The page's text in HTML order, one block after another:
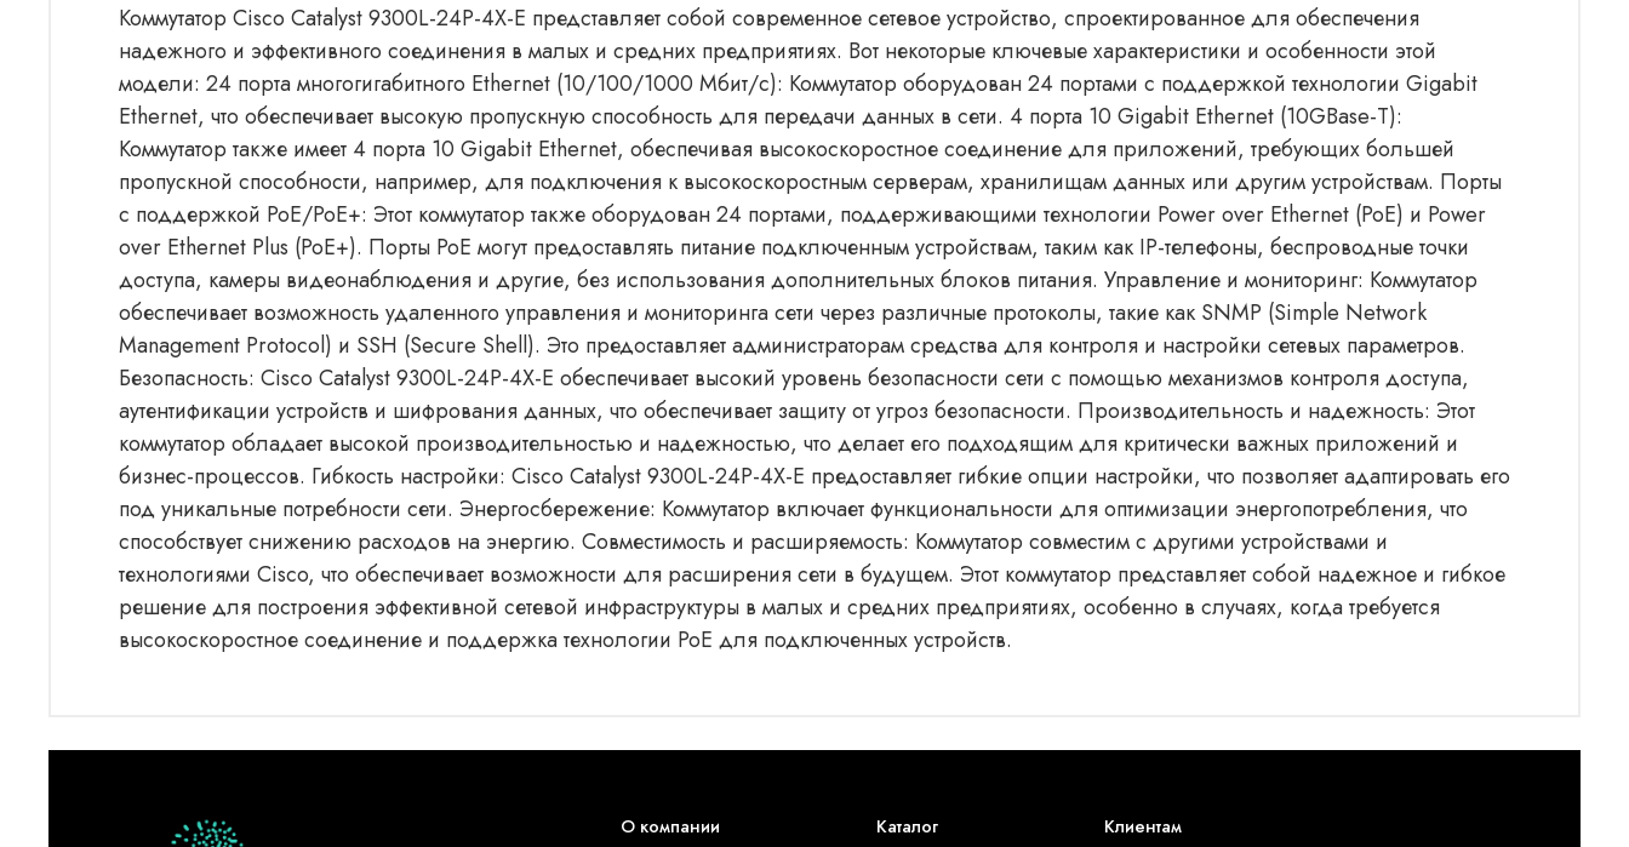
Коммутатор Cisco Catalyst 9300L-24P-4X-E представляет собой современное сетевое устройство, спроектированное для обеспечения
надежного и эффективного соединения в малых и средних предприятиях. Вот некоторые ключевые характеристики и особенности этой
модели: 24 порта многогигабитного Ethernet (10/100/1000 Мбит/с): Коммутатор оборудован 24 портами с поддержкой технологии Gigabit
Ethernet, что обеспечивает высокую пропускную способность для передачи данных в сети. 4 порта 10 Gigabit Ethernet (10GBase-T):
Коммутатор также имеет 4 порта 10 Gigabit Ethernet, обеспечивая высокоскоростное соединение для приложений, требующих большей
пропускной способности, например, для подключения к высокоскоростным серверам, хранилищам данных или другим устройствам. Порты
с поддержкой PoE/PoE+: Этот коммутатор также оборудован 24 портами, поддерживающими технологии Power over Ethernet (PoE) и Power
over Ethernet Plus (PoE+). Порты PoE могут предоставлять питание подключенным устройствам, таким как IP-телефоны, беспроводные точки
доступа, камеры видеонаблюдения и другие, без использования дополнительных блоков питания. Управление и мониторинг: Коммутатор
обеспечивает возможность удаленного управления и мониторинга сети через различные протоколы, такие как SNMP (Simple Network
Management Protocol) и SSH (Secure Shell). Это предоставляет администраторам средства для контроля и настройки сетевых параметров.
Безопасность: Cisco Catalyst 9300L-24P-4X-E обеспечивает высокий уровень безопасности сети с помощью механизмов контроля доступа,
аутентификации устройств и шифрования данных, что обеспечивает защиту от угроз безопасности. Производительность и надежность: Этот
коммутатор обладает высокой производительностью и надежностью, что делает его подходящим для критически важных приложений и
бизнес-процессов. Гибкость настройки: Cisco Catalyst 9300L-24P-4X-E предоставляет гибкие опции настройки, что позволяет адаптировать его
под уникальные потребности сети. Энергосбережение: Коммутатор включает функциональности для оптимизации энергопотребления, что
способствует снижению расходов на энергию. Совместимость и расширяемость: Коммутатор совместим с другими устройствами и
технологиями Cisco, что обеспечивает возможности для расширения сети в будущем. Этот коммутатор представляет собой надежное и гибкое
решение для построения эффективной сетевой инфраструктуры в малых и средних предприятиях, особенно в случаях, когда требуется
высокоскоростное соединение и поддержка технологии PoE для подключенных устройств.
О компании Каталог Клиентам